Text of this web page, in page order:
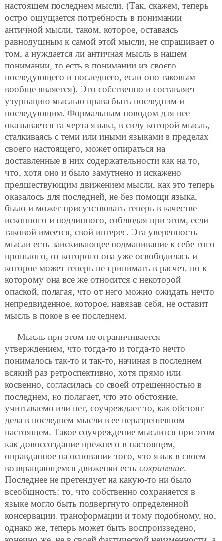
настоящем последнем мысли. (Так, скажем, теперь
остро ощущается потребность в понимании
античной мысли, таком, которое, оставаясь
равнодушным к самой этой мысли, не спрашивает о
том, а нуждается ли античная мысль в нашем
понимании, то есть в понимании из своего
последующего и последнего, если оно таковым
вообще является). Это собственно и составляет
узурпацию мыслью права быть последним и
последующим. Формальным поводом для нее
оказывается та черта языка, в силу которой мысль,
сталкиваясь с теми или иными языками в пределах
своего настоящего, может опираться на
доставленные в них содержательности как на то,
что, хотя оно и было замутнено и искажено
предшествующим движением мысли, как это теперь
оказалось для последней, не без помощи языка,
было и может присутствовать теперь в качестве
исконного и подлинного, соблюдая при этом, если
таковой имеется, свой интерес. Эта уверенность
мысли есть заискивающее подманивание к себе того
прошлого, от которого она уже освободилась и
которое может теперь не принимать в расчет, но к
которому она все же относится с некоторой
опаской, полагая, что от него можно ожидать нечто
непредвиденное, которое, навязав себя, не оставит
мысль в покое в ее последнем.
Мысль при этом не ограничивается
утверждением, что тогда-то и тогда-то нечто
понималось так-то и так-то, начиная в последнем
всякий раз ретроспективно, хотя прямо или
косвенно, согласилась со своей отрешенностью в
последнем, но полагает, что это обстояние,
учитываемо или нет, соучреждает то, как обстоят
дела в последнем мысли в ее неразрешенном
настоящем. Такое соучреждение мыслится при этом
как довоссоздание прежнего в настоящем,
оправданное на основании того, что язык в своем
возвращающемся движении есть сохранение.
Последнее не претендует на какую-то ни было
всеобщность: то, что собственно сохраняется в
языке могло быть подвергнуто определенной
консервации, трансформации и тому подобному, но,
однако же, теперь может быть воспроизведено,